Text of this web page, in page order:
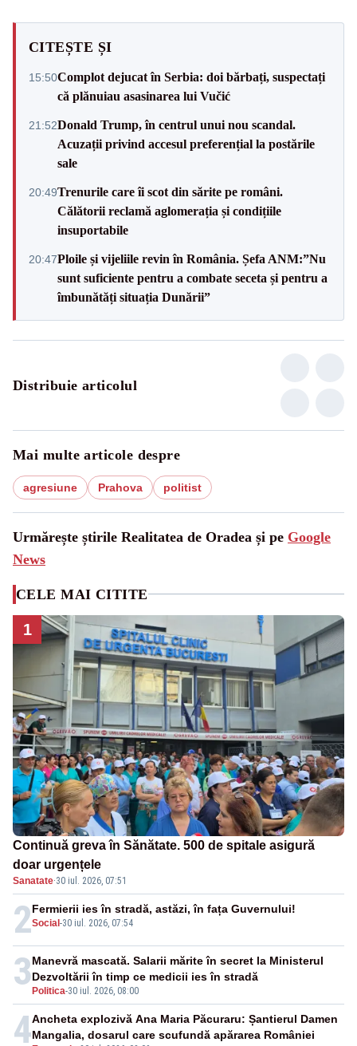
CITEȘTE ȘI
15:50Complot dejucat în Serbia: doi bărbați, suspectați
că plănuiau asasinarea lui Vučić
21:52Donald Trump, în centrul unui nou scandal.
Acuzații privind accesul preferențial la postările
sale
20:49Trenurile care îi scot din sărite pe români.
Călătorii reclamă aglomerația și condițiile
insuportabile
20:47Ploile și vijeliile revin în România. Șefa ANM:”Nu
sunt suficiente pentru a combate seceta și pentru a
îmbunătăți situația Dunării”
Distribuie articolul
Mai multe articole despre
agresiune Prahova politist
Urmărește știrile Realitatea de Oradea și pe Google
News
CELE MAI CITITE
1
Continuă greva în Sănătate. 500 de spitale asigură
doar urgențele
Sanatate·30 iul. 2026, 07:51
2Social -30 iul. 2026, 07:54
Fermierii ies în stradă, astăzi, în fața Guvernului!
3 Politica-30 iul. 2026, 08:00
Manevră mascată. Salarii mărite în secret la Ministerul
Dezvoltării în timp ce medicii ies în stradă
4Ancheta explozivă Ana Maria Păcuraru: Șantierul Damen
Mangalia, dosarul care scufundă apărarea României